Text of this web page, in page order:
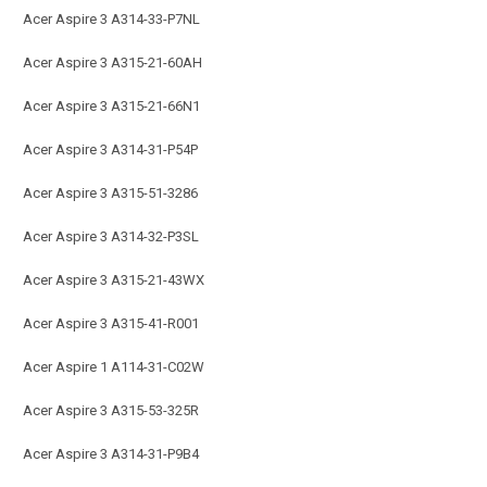
Acer Aspire 3 A314-33-P7NL
Acer Aspire 3 A315-21-60AH
Acer Aspire 3 A315-21-66N1
Acer Aspire 3 A314-31-P54P
Acer Aspire 3 A315-51-3286
Acer Aspire 3 A314-32-P3SL
Acer Aspire 3 A315-21-43WX
Acer Aspire 3 A315-41-R001
Acer Aspire 1 A114-31-C02W
Acer Aspire 3 A315-53-325R
Acer Aspire 3 A314-31-P9B4